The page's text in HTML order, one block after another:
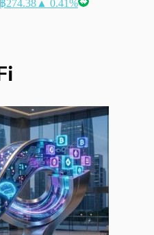
฿274.38 ▲ 0.41%